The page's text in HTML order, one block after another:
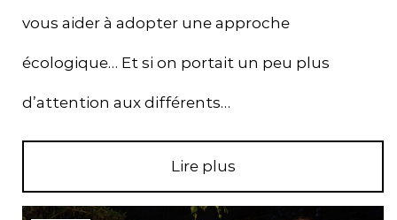
vous aider à adopter une approche
écologique… Et si on portait un peu plus
d’attention aux différents…
Lire plus